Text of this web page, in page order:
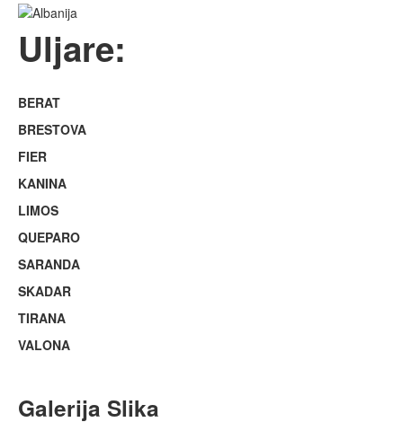
Uljare:
BERAT
BRESTOVA
FIER
KANINA
LIMOS
QUEPARO
SARANDA
SKADAR
TIRANA
VALONA
Galerija Slika